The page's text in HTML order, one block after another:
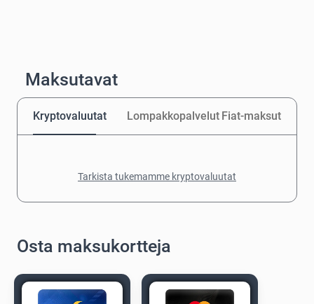
Maksutavat
Kryptovaluutat Lompakkopalvelut Fiat-maksut
Tarkista tukemamme kryptovaluutat
Osta maksukortteja